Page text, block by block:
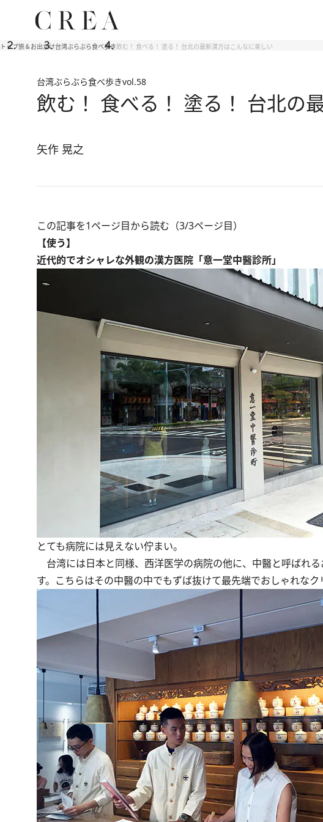
トップ旅＆お出かけ台湾ぶらぶら食べ歩き飲む！ 食べる！ 塗る！ 台北の最新漢方はこんなに楽しい
台湾ぶらぶら食べ歩きvol.58
飲む！ 食べる！ 塗る！ 台北の
矢作 晃之
この記事を1ページ目から読む（3/3ページ目）
【使う】
近代的でオシャレな外観の漢方医院「意一堂中醫診所」
とても病院には見えない佇まい。
台湾には日本と同様、西洋医学の病院の他に、中醫と呼ばれ
す。こちらはその中醫の中でもずば抜けて最先端でおしゃれなク